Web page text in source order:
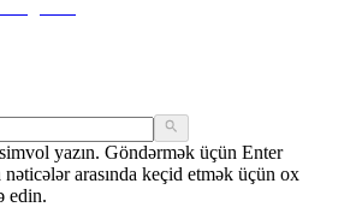
yazın. Göndərmək üçün Enter
arasında keçid etmək üçün ox
edin.